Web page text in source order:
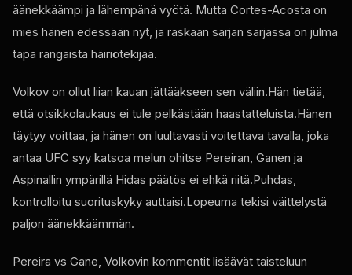
äänekkäämpi ja lähempänä vyötä. Mutta Cortes-Acosta on
mies hänen edessään nyt, ja raskaan sarjan sarjassa on julma
tapa rangaista häiriötekijää.
Volkov on ollut liian kauan jättääkseen sen väliin.Hän tietää,
että otsikkolaukaus ei tule pelkästään haastatteluista.Hänen
täytyy voittaa, ja hänen on luultavasti voitettava tavalla, joka
antaa UFC syy katsoa melun ohitse Pereiran, Ganen ja
Aspinallin ympärillä Hidas päätös ei ehkä riitä.Puhdas,
kontrolloitu suorituskyky auttaisi.Lopeuma tekisi väittelystä
paljon äänekkäämmän.
Pereira vs Gane, Volkovin kommentit lisäävät taisteluun